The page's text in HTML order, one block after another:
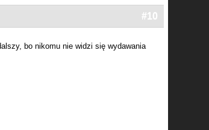
#10
bo nikomu nie widzi się wydawania